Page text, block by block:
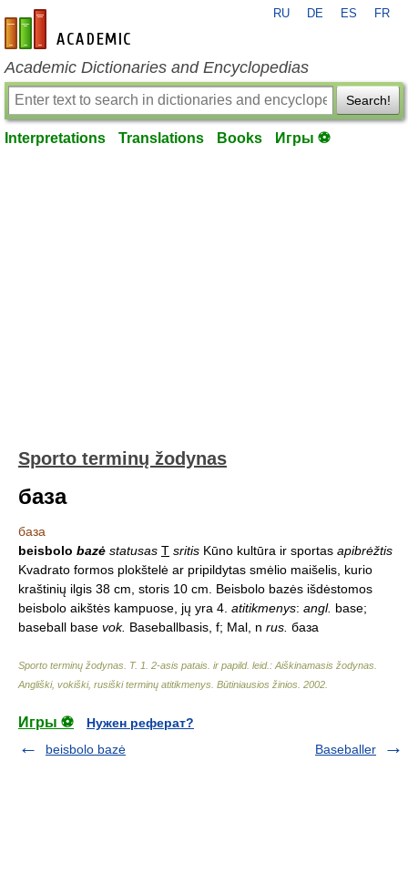
en-academic.com
RU DE ES FR
Academic Dictionaries and Encyclopedias
Search!
Interpretations Translations Books Игры ⚽
Sporto terminų žodynas
база
база
beisbolo bazė statusas T sritis Kūno kultūra ir sportas apibrėžtis
Kvadrato formos plokštelė ar pripildytas smėlio maišelis, kurio
kraštinių ilgis 38 cm, storis 10 cm. Beisbolo bazės išdėstomos
beisbolo aikštės kampuose, jų yra 4. atitikmenys: angl. base;
baseball base vok. Baseballbasis, f; Mal, n rus. база
Sporto terminų žodynas. T. 1. 2-asis patais. ir papild. leid.: Aiškinamasis žodynas.
Angliški, vokiški, rusiški terminų atitikmenys. Būtiniausios žinios 2002
Игры ⚽
Нужен реферат?
beisbolo bazė
Baseballer